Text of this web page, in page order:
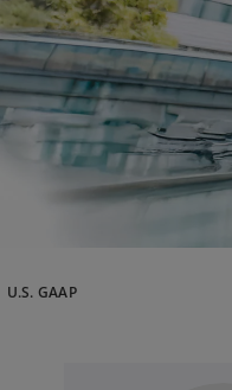
U.S. GAAP